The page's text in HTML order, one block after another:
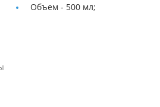
Объем - 500 мл;